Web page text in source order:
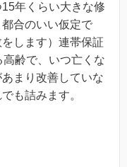
年くらい大きな修
合のいい仮定で
します）連帯保証
齢で、いつ亡くな
まり改善していな
も詰みます。